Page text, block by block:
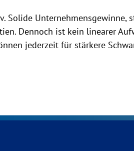
Solide
Dennoch ist kein linearer
jederzeit für stärkere